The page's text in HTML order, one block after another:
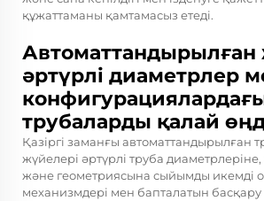
құжаттаманы қамтамасыз етеді.
әртүрлі диаметрлер
трубаларды қалай
Қазіргі заманғы автоматтандырылған
жүйелері әртүрлі труба
және геометриясына сыйымды икемді
механизмдері мен бапталатын басқару